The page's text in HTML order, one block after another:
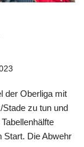
der Oberliga mit
zu tun und
Start. Die Abwehr